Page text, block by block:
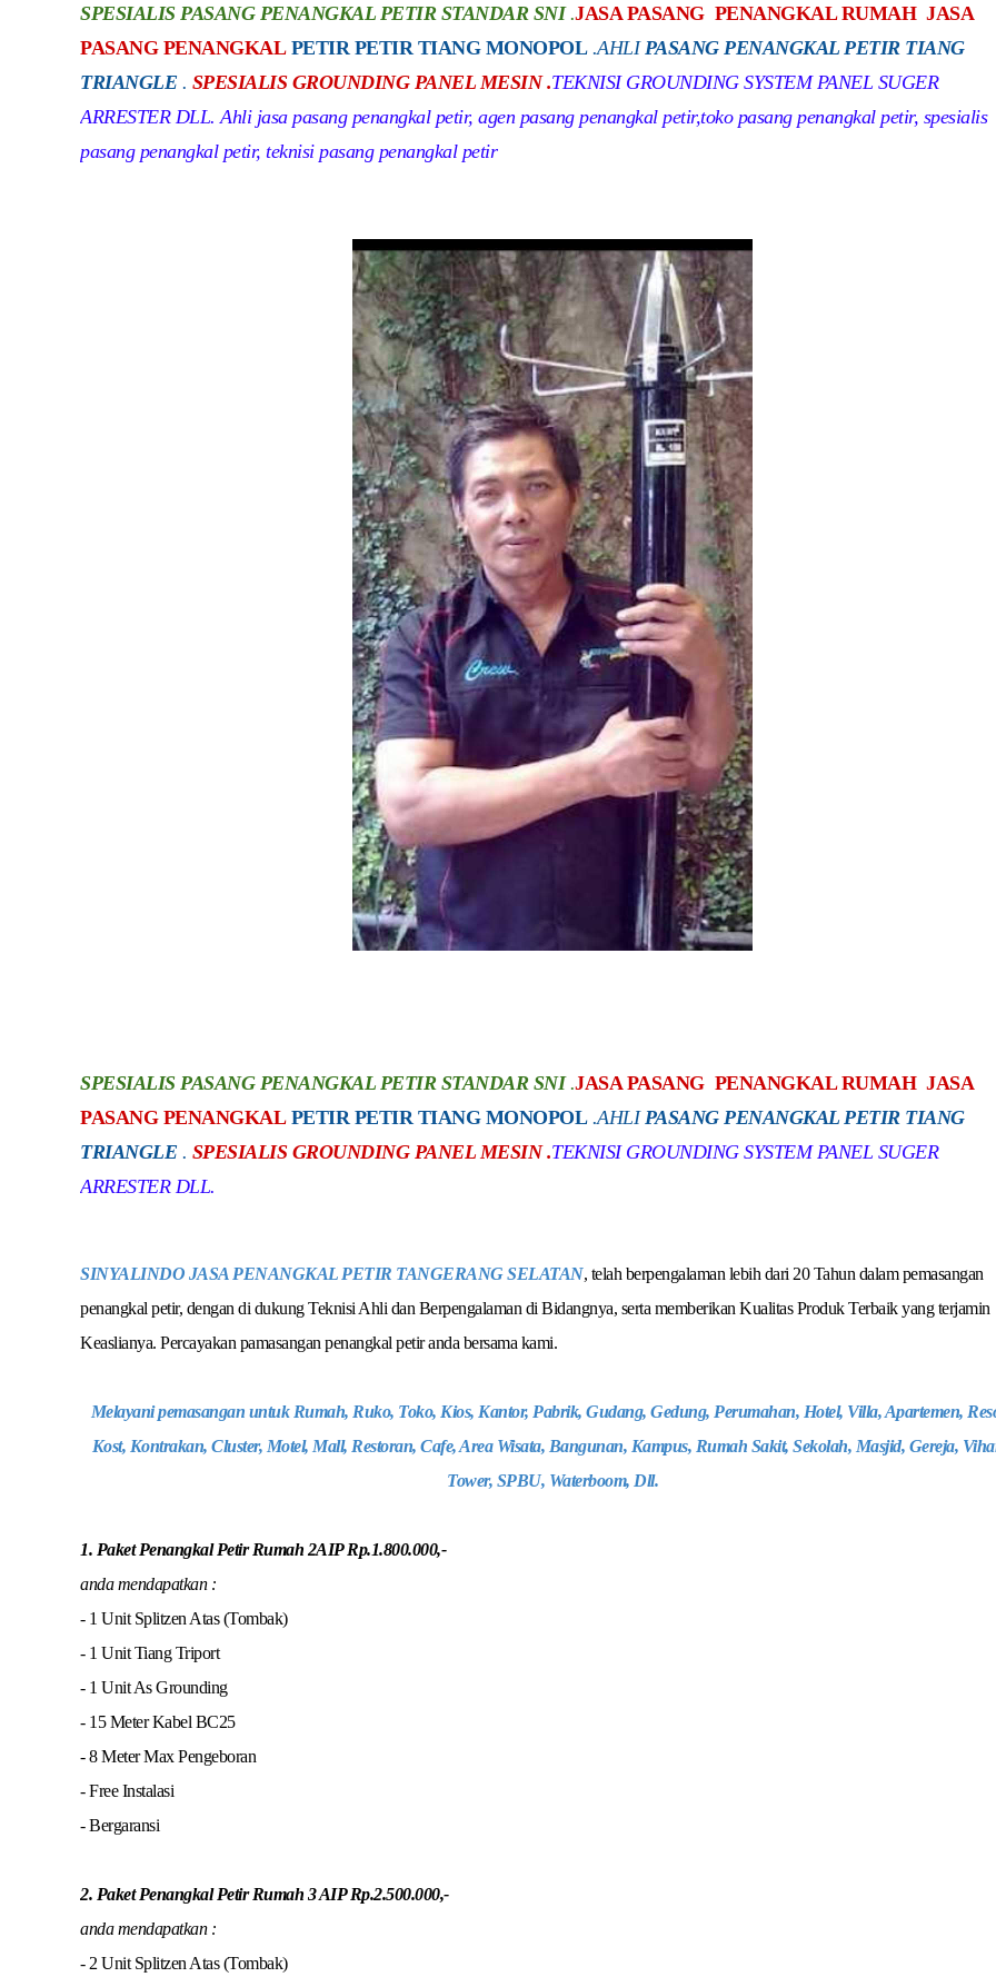
SPESIALIS PASANG PENANGKAL PETIR STANDAR SNI.JASA PASANG PENANGKAL RUMAH JASA
PASANG PENANGKAL PETIR PETIR TIANG MONOPOL.AHLIPASANG PENANGKAL PETIR TIANG
TRIANGLE . SPESIALIS GROUNDING PANEL MESIN .TEKNISI GROUNDING SYSTEM PANEL SUGER
ARRESTER DLL. Ahli jasa pasang penangkal petir, agen pasang penangkal petir,toko pasang penangkal petir, spesialis
pasang penangkal petir, teknisi pasang penangkal petir
SPESIALIS PASANG PENANGKAL PETIR STANDAR SNI.JASA PASANG PENANGKAL RUMAH JASA
PASANG PENANGKAL PETIR PETIR TIANG MONOPOL.AHLIPASANG PENANGKAL PETIR TIANG
TRIANGLE . SPESIALIS GROUNDING PANEL MESIN .TEKNISI GROUNDING SYSTEM PANEL SUGER
ARRESTER DLL.
SINYALINDO JASA PENANGKAL PETIR TANGERANG SELATAN, telah berpengalaman lebih dari 20 Tahun dalam pemasangan
penangkal petir, dengan di dukung Teknisi Ahli dan Berpengalaman di Bidangnya, serta memberikan Kualitas Produk Terbaik yang terjamin
Keaslianya. Percayakan pamasangan penangkal petir anda bersama kami.
Melayani pemasangan untuk Rumah, Ruko, Toko, Kios, Kantor, Pabrik, Gudang, Gedung, Perumahan, Hotel, Villa, Apartemen,
Kost, Kontrakan, Cluster, Motel, Mall, Restoran, Cafe, Area Wisata, Bangunan, Kampus, Rumah Sakit, Sekolah, Masjid, Gereja,
Tower, SPBU, Waterboom, Dll.
1. Paket Penangkal Petir Rumah 2AIP Rp.1.800.000,-
anda mendapatkan :
- 1 Unit Splitzen Atas (Tombak)
- 1 Unit Tiang Triport
- 1 Unit As Grounding
- 15 Meter Kabel BC25
- 8 Meter Max Pengeboran
- Free Instalasi
- Bergaransi
2. Paket Penangkal Petir Rumah 3 AIP Rp.2.500.000,-
anda mendapatkan :
- 2 Unit Splitzen Atas (Tombak)